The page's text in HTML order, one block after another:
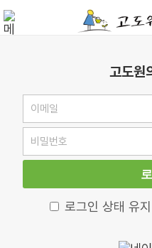
고도원
로그인 상태 유지